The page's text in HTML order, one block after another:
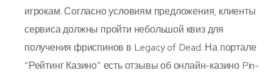
игрокам. Согласно условиям предложения, клиенты
сервиса должны пройти небольшой квиз для
получения фриспинов в Legacy of Dead. На портале
“Рейтинг Казино” есть отзывы об онлайн-казино Pin-